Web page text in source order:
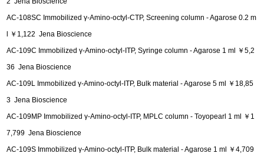
AC-108SC Immobilized γ-Amino-octyl-CTP, Screening column - Agarose 0.2 m
l ￥1,122 Jena Bioscience
AC-109C Immobilized γ-Amino-octyl-ITP, Syringe column - Agarose 1 ml ￥5,2
36 Jena Bioscience
AC-109L Immobilized γ-Amino-octyl-ITP, Bulk material - Agarose 5 ml ￥18,85
3 Jena Bioscience
AC-109MP Immobilized γ-Amino-octyl-ITP, MPLC column - Toyopearl 1 ml ￥1
7,799 Jena Bioscience
AC-109S Immobilized γ-Amino-octyl-ITP, Bulk material - Agarose 1 ml ￥4,709